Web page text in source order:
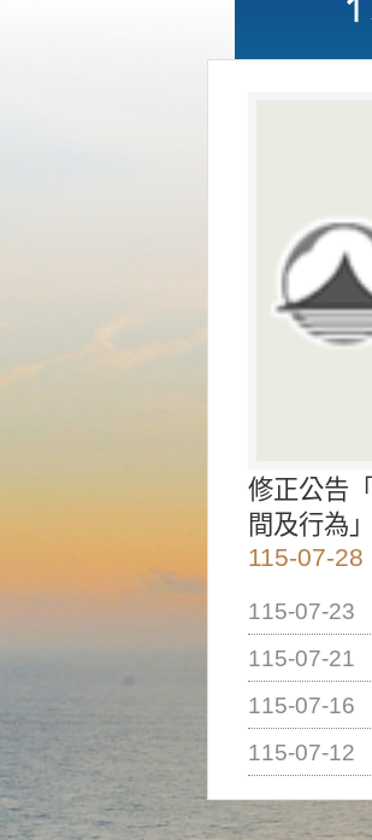
修正公告
間及行為
115-07-28
115-07-23
115-07-21
115-07-16
115-07-12